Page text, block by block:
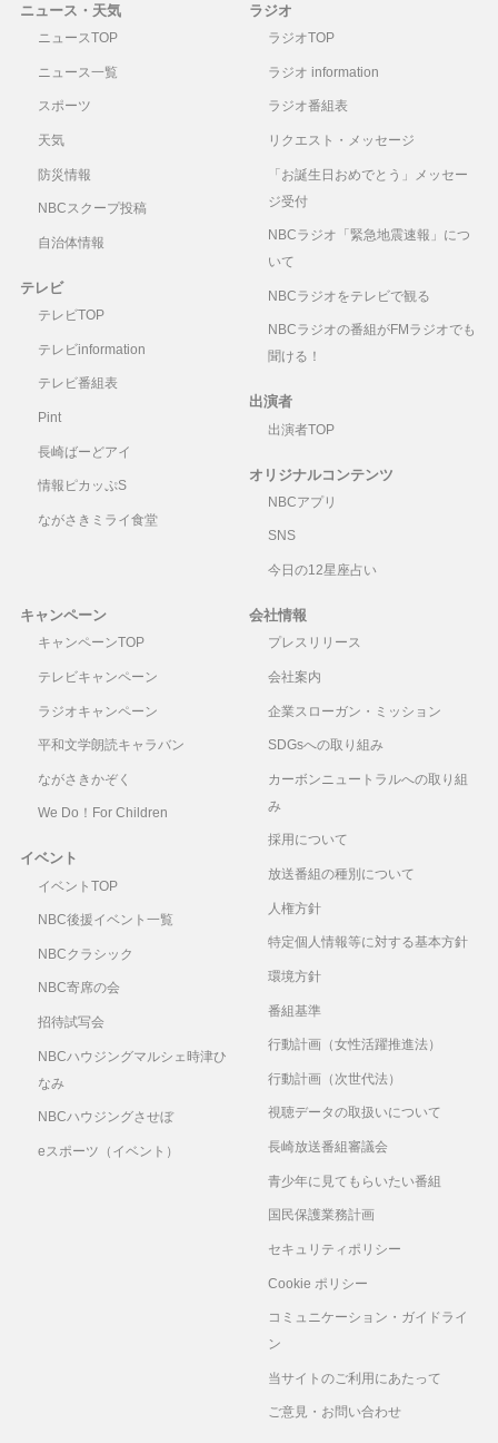
ニュース・天気
ニュースTOP
ニュース一覧
スポーツ
天気
防災情報
NBCスクープ投稿
自治体情報
テレビ
テレビTOP
テレビinformation
テレビ番組表
Pint
長崎ばーどアイ
情報ピカッぷS
ながさきミライ食堂
ラジオ
ラジオTOP
ラジオ information
ラジオ番組表
リクエスト・メッセージ
「お誕生日おめでとう」メッセー
ジ受付
NBCラジオ「緊急地震速報」につ
いて
NBCラジオをテレビで観る
NBCラジオの番組がFMラジオでも
聞ける！
出演者
出演者TOP
オリジナルコンテンツ
NBCアプリ
SNS
今日の12星座占い
キャンペーン
キャンペーンTOP
テレビキャンペーン
ラジオキャンペーン
平和文学朗読キャラバン
ながさきかぞく
We Do！For Children
イベント
イベントTOP
NBC後援イベント一覧
NBCクラシック
NBC寄席の会
招待試写会
NBCハウジングマルシェ時津ひ
なみ
NBCハウジングさせぼ
eスポーツ（イベント）
会社情報
プレスリリース
会社案内
企業スローガン・ミッション
SDGsへの取り組み
カーボンニュートラルへの取り組
み
採用について
放送番組の種別について
人権方針
特定個人情報等に対する基本方針
環境方針
番組基準
行動計画（女性活躍推進法）
行動計画（次世代法）
視聴データの取扱いについて
長崎放送番組審議会
青少年に見てもらいたい番組
国民保護業務計画
セキュリティポリシー
Cookie ポリシー
コミュニケーション・ガイドライ
ン
当サイトのご利用にあたって
ご意見・お問い合わせ